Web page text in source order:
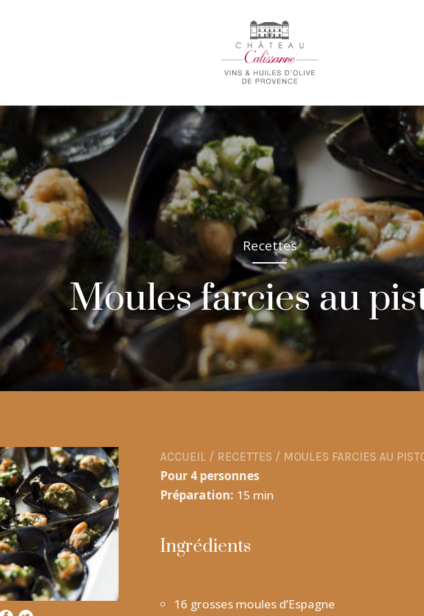
Recettes
Moules farcies au
ACCUEIL/ RECETTES / MOULES FARCIES AU
Pour 4 personnes
Préparation: 15 min
Ingrédients
16 grosses moules d’Espagne